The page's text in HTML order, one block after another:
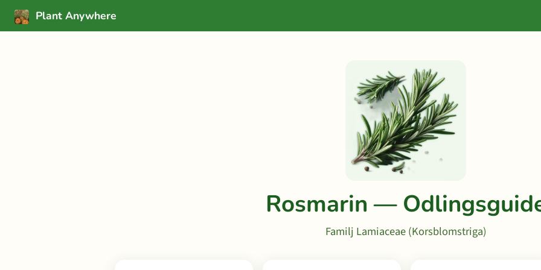
Plant Anywhere
Rosmarin —
Familj Lamiaceae (Korsblomstriga)